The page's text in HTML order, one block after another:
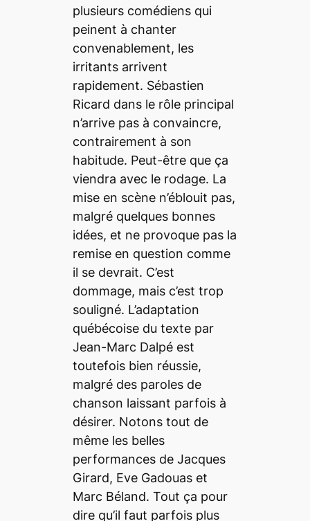
plusieurs comédiens qui
peinent à chanter
convenablement, les
irritants arrivent
rapidement. Sébastien
Ricard dans le rôle principal
n’arrive pas à convaincre,
contrairement à son
habitude. Peut-être que ça
viendra avec le rodage. La
mise en scène n’éblouit pas,
malgré quelques bonnes
idées, et ne provoque pas la
remise en question comme
il se devrait. C’est
dommage, mais c’est trop
souligné. L’adaptation
québécoise du texte par
Jean-Marc Dalpé est
toutefois bien réussie,
malgré des paroles de
chanson laissant parfois à
désirer. Notons tout de
même les belles
performances de Jacques
Girard, Eve Gadouas et
Marc Béland. Tout ça pour
dire qu’il faut parfois plus